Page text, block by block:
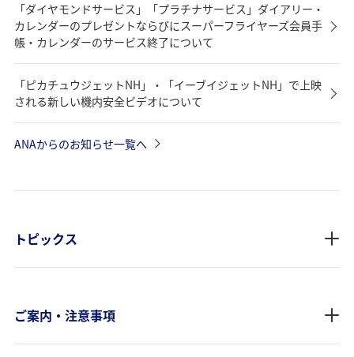
「ダイヤモンドサービス」「プラチナサービス」ダイアリー・
カレンダーのプレゼントならびにスーパーフライヤーズ会員手
帳・カレンダーのサービス終了について
「ピカチュウジェットNH」・「イーブイジェットNH」で上映
される新しい機内安全ビデオについて
ANAからのお知らせ一覧へ
トピックス
ご案内・注意事項